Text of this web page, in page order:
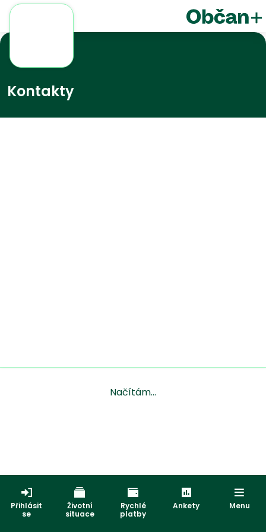
Přihlásit
se
Životní
situace
Rychlé
platby
Ankety Menu
Kontakty
Načítám...